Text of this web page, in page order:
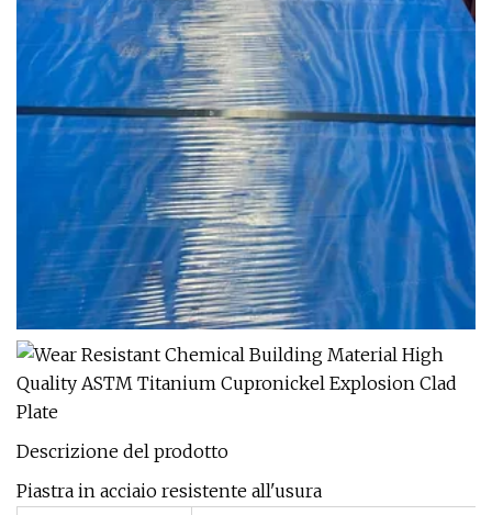
Descrizione del prodotto
Piastra in acciaio resistente all'usura